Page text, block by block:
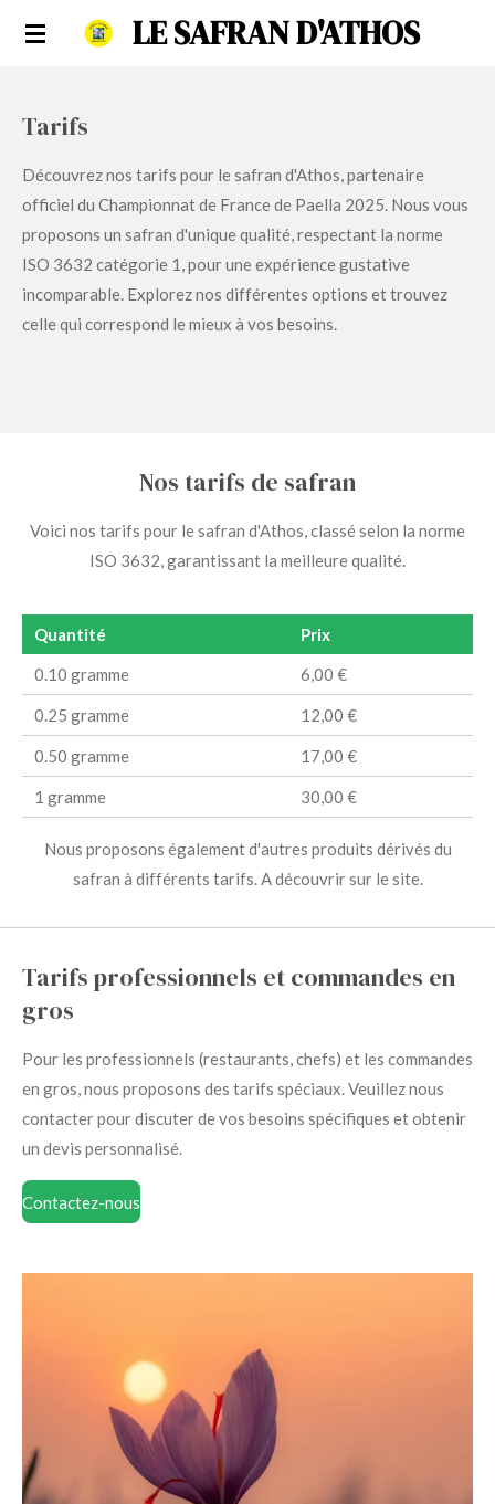
Passer
principal
LE SAFRAN D'ATHOS
Tarifs
Découvrez nos tarifs pour le safran d'Athos, partenaire
officiel du Championnat de France de Paella 2025. Nous vous
proposons un safran d'unique qualité, respectant la norme
ISO 3632 catégorie 1, pour une expérience gustative
incomparable. Explorez nos différentes options et trouvez
celle qui correspond le mieux à vos besoins.
Nos tarifs de safran
Voici nos tarifs pour le safran d'Athos, classé selon la norme
ISO 3632, garantissant la meilleure qualité.
Quantité
Prix
0.10 gramme
6,00 €
0.25 gramme 12,00 €
0.50 gramme 17,00 €
1 gramme 30,00 €
Nous proposons également d'autres produits dérivés du
safran à différents tarifs. A découvrir sur le site.
Tarifs professionnels et commandes en
gros
Pour les professionnels (restaurants, chefs) et les commandes
en gros, nous proposons des tarifs spéciaux. Veuillez nous
contacter pour discuter de vos besoins spécifiques et obtenir
un devis personnalisé.
Contactez-nous